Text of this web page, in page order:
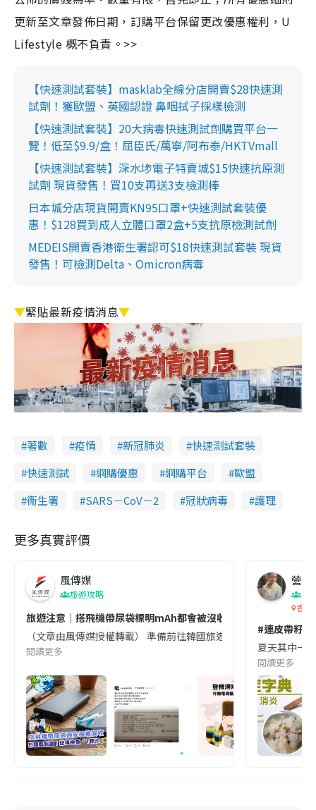
更新至文章發佈日期，訂購平台保留更改優惠權利，U
Lifestyle 概不負責。>>
【快速測試套裝】masklab全線分店開賣$28快速測
試劑！獲歐盟、英國認證 鼻咽拭子採樣檢測
【快速測試套裝】20大病毒快速測試劑購買平台一
覽！低至$9.9/盒！屈臣氏/萬寧/阿布泰/HKTVmall
【快速測試套裝】深水埗電子特賣城$15快速抗原測
試劑 現貨發售！買10支再送3支檢測棒
日本城分店現貨開賣KN95口罩+快速測試套裝優
惠！$128買到成人立體口罩2盒+5支抗原檢測試劑
MEDEIS開賣香港衛生署認可$18快速測試套裝 現貨
發售！可檢測Delta、Omicron病毒
▼緊貼最新疫情消息▼
著數 疫情 新冠肺炎
快速測試套裝
快速測試
網購優惠 網購平台
歐盟
衞生署
SARS－CoV－2 冠狀病毒 護理
更多真實評價
風傳媒
旅遊攻略
旅遊注意｜搭飛機帶尿袋標明mAh都會被沒收😱出發前切記檢查
（文章由風傳媒授權轉載） 準備前往韓國旅遊的民眾，近期要
閱讀更多
營養
香港
#連皮帶籽
夏天其中一
閱讀更多